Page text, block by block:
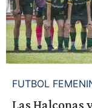
FUTBOL
Las